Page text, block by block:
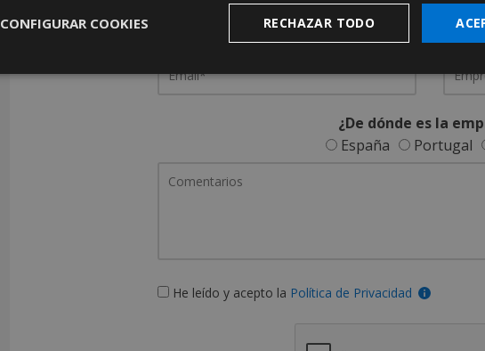
¿De dónde es la
España
Portugal
He leído y acepto la Política de Privacidad
RECHAZAR TODO
CONFIGURAR COOKIES